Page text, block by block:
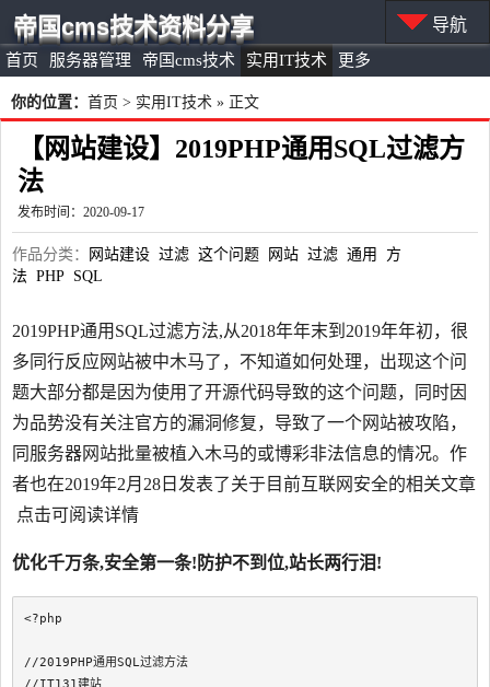
首页 服务器管理 帝国cms技术 实用IT技术 更多
帝国cms技术资料分享 导航
你的位置： 首页 > 实用IT技术 » 正文
【网站建设】2019PHP通用SQL过滤方
法
发布时间：2020-09-17
作品分类： 网站建设 过滤 这个问题 网站 过滤 通用
方
法 PHP SQL
2019PHP通用SQL过滤方法,从2018年年末到2019年年初，很
多同行反应网站被中木马了，不知道如何处理，出现这个问
题大部分都是因为使用了开源代码导致的这个问题，同时因
为品势没有关注官方的漏洞修复，导致了一个网站被攻陷，
同服务器网站批量被植入木马的或博彩非法信息的情况。作
者也在2019年2月28日发表了关于目前互联网安全的相关文章
点击可阅读详情
优化千万条,安全第一条!防护不到位,站长两行泪!
<?php
//2019PHP通用SQL过滤方法
//IT131建站